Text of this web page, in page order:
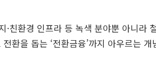
·친환경 인프라 등 녹색 분야뿐 아니라
환을 돕는 ‘전환금융’까지 아우르는 개